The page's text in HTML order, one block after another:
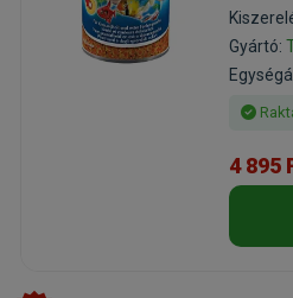
Gyártó:
4 895